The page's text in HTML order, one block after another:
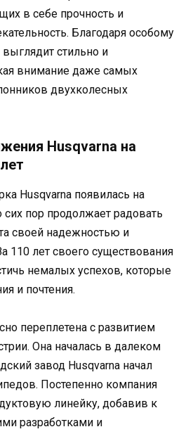
в себе прочность и
Благодаря особому
стильно и
внимание даже самых
двухколесных
Husqvarna на
Husqvarna появилась на
пор продолжает радовать
своей надежностью и
110 лет своего существования
немалых успехов, которые
и почтения.
переплетена с развитием
Она началась в далеком
завод Husqvarna начал
Постепенно компания
линейку, добавив к
разработками и